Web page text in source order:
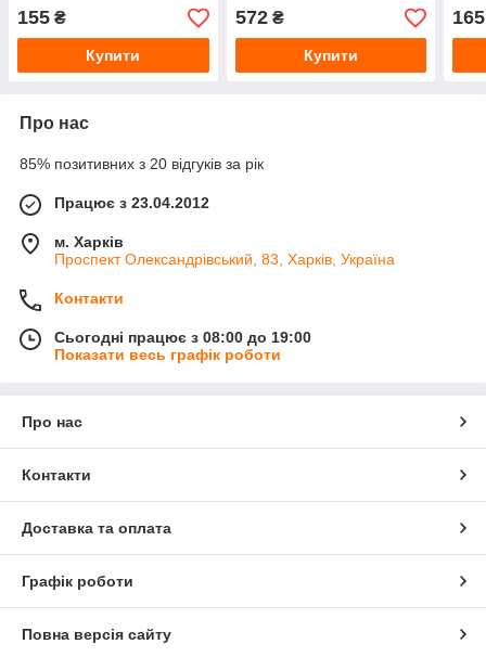
155 ₴
Купити
572₴
Купити
165
Про нас
85% позитивних з 20 відгуків за рік
Працює з 23.04.2012
м. Харків
Проспект Олександрівський, 83, Харків, Україна
Контакти
Сьогодні працює з 08:00 до 19:00
Показати весь графік роботи
Про нас
Контакти
Доставка та оплата
Графік роботи
Повна версія сайту